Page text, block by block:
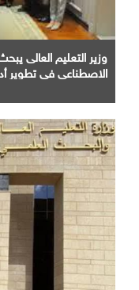
وزير التعليم العالى
الاصطناعى فى تطوير